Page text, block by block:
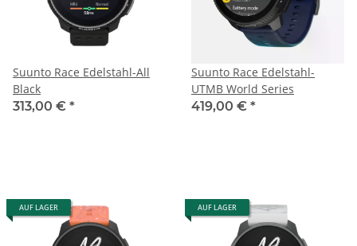
Suunto Race Edelstahl-All
Black
313,00 € *
Suunto Race Edelstahl-
UTMB World Series
419,00 € *
AUF LAGER AUF LAGER